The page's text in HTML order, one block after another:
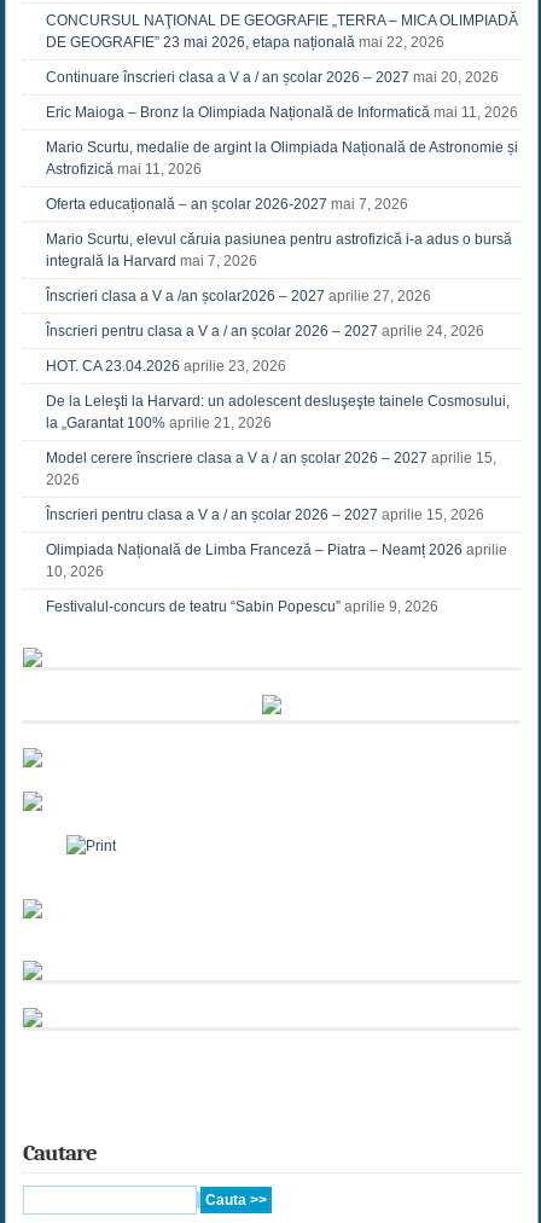
CONCURSUL NAŢIONAL DE GEOGRAFIE „TERRA – MICA OLIMPIADĂ
DE GEOGRAFIE” 23 mai 2026, etapa națională mai 22, 2026
Continuare înscrieri clasa a V a / an școlar 2026 – 2027 mai 20, 2026
Eric Maioga – Bronz la Olimpiada Națională de Informatică mai 11, 2026
Mario Scurtu, medalie de argint la Olimpiada Națională de Astronomie și
Astrofizică mai 11, 2026
Oferta educațională – an școlar 2026-2027 mai 7, 2026
Mario Scurtu, elevul căruia pasiunea pentru astrofizică i-a adus o bursă
integrală la Harvard mai 7, 2026
Înscrieri clasa a V a /an școlar2026 – 2027 aprilie 27, 2026
Înscrieri pentru clasa a V a / an școlar 2026 – 2027 aprilie 24, 2026
HOT. CA 23.04.2026 aprilie 23, 2026
De la Leleşti la Harvard: un adolescent desluşeşte tainele Cosmosului,
la „Garantat 100% aprilie 21, 2026
Model cerere înscriere clasa a V a / an școlar 2026 – 2027 aprilie 15,
2026
Înscrieri pentru clasa a V a / an școlar 2026 – 2027 aprilie 15, 2026
Olimpiada Națională de Limba Franceză – Piatra – Neamț 2026 aprilie
10, 2026
Festivalul-concurs de teatru “Sabin Popescu” aprilie 9, 2026
Cautare